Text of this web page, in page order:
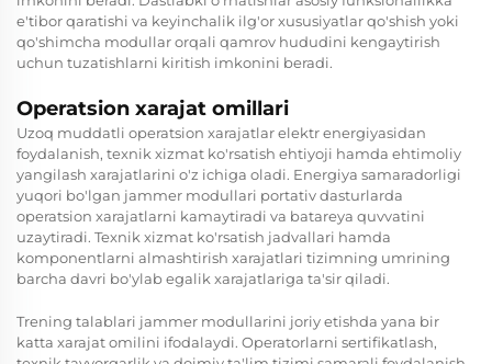
e'tibor qaratishi va keyinchalik ilg'or xususiyatlar qo'shish yoki
qo'shimcha modullar orqali qamrov hududini kengaytirish
uchun tuzatishlarni kiritish imkonini beradi.
Operatsion xarajat omillari
Uzoq muddatli operatsion xarajatlar elektr energiyasidan
foydalanish, texnik xizmat ko'rsatish ehtiyoji hamda ehtimoliy
yangilash xarajatlarini o'z ichiga oladi. Energiya samaradorligi
yuqori bo'lgan jammer modullari portativ dasturlarda
operatsion xarajatlarni kamaytiradi va batareya quvvatini
uzaytiradi. Texnik xizmat ko'rsatish jadvallari hamda
komponentlarni almashtirish xarajatlari tizimning umrining
barcha davri bo'ylab egalik xarajatlariga ta'sir qiladi.
Trening talablari jammer modullarini joriy etishda yana bir
katta xarajat omilini ifodalaydi. Operatorlarni sertifikatlash,